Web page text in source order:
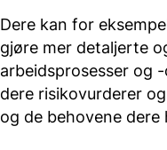
Dere kan for
gjøre mer detaljerte
arbeidsprosesser og
dere risikovurderer
og de behovene dere